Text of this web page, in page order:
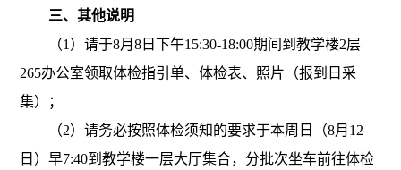
三、其他说明
（1 ）请于8月8 日下午15:30-18:00期间到教学楼2层
265办公室领取体检指引单、体检表、照片（报到日采
集）；
（2）请务必按照体检须知的要求于本周日（8月 12
日）早7:40到教学楼一层大厅集合，分批次坐车前往体检